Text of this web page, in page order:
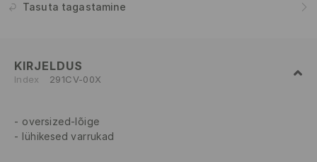
Tasuta tagastamine
KIRJELDUS
Index 291CV-00X
oversized-lõige
lühikesed varrukad